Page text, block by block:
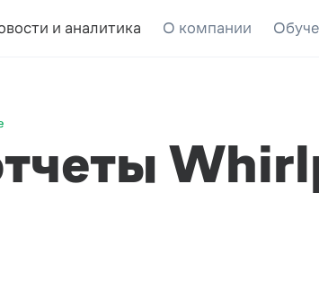
и аналитика О компании